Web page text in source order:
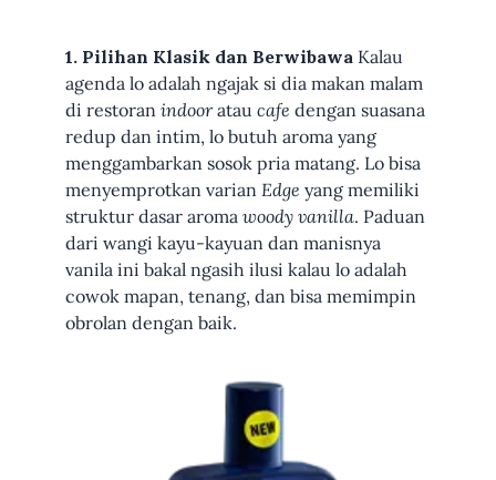
1. Pilihan Klasik dan BerwibawaKalau
agenda lo adalah ngajak si dia makan malam
di restoran indooratau cafe dengan suasana
redup dan intim, lo butuh aroma yang
menggambarkan sosok pria matang. Lo bisa
menyemprotkan varian Edge yang memiliki
struktur dasar aroma woody vanilla. Paduan
dari wangi kayu-kayuan dan manisnya
vanila ini bakal ngasih ilusi kalau lo adalah
cowok mapan, tenang, dan bisa memimpin
obrolan dengan baik.